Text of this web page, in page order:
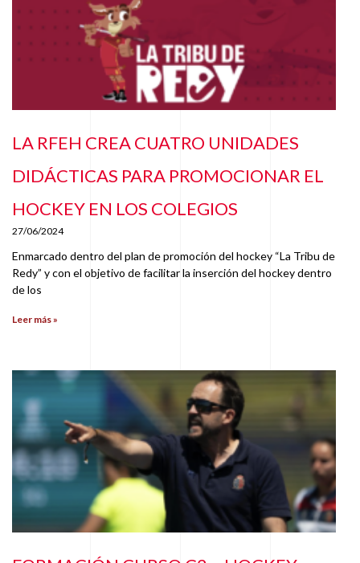
LA RFEH CREA CUATRO UNIDADES
DIDÁCTICAS PARA PROMOCIONAR EL
HOCKEY EN LOS COLEGIOS
27/06/2024
Enmarcado dentro del plan de promoción del hockey “La Tribu de
Redy” y con el objetivo de facilitar la inserción del hockey dentro
de los
Leer más »